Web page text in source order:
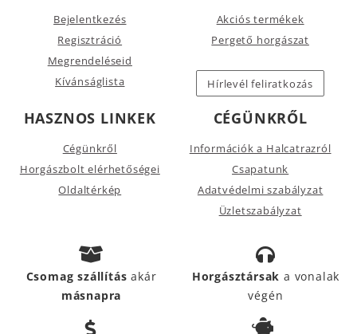
Bejelentkezés
Regisztráció
Megrendeléseid
Kívánságlista
Akciós termékek
Pergető horgászat
Hírlevél feliratkozás
HASZNOS LINKEK
Cégünkről
Horgászbolt elérhetőségei
Oldaltérkép
CÉGÜNKRŐL
Információk a Halcatrazról
Csapatunk
Adatvédelmi szabályzat
Üzletszabályzat
Csomag szállításakár
másnapra
Horgásztársak a vonalak
végén